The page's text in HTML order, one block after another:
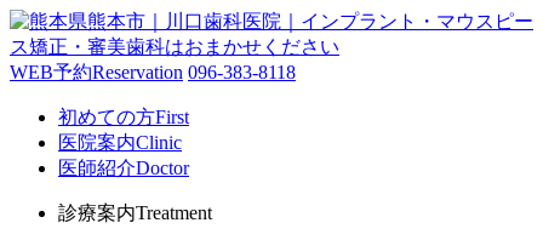
WEB予約Reservation 096-383-8118
初めての方First
医院案内Clinic
医師紹介Doctor
診療案内Treatment